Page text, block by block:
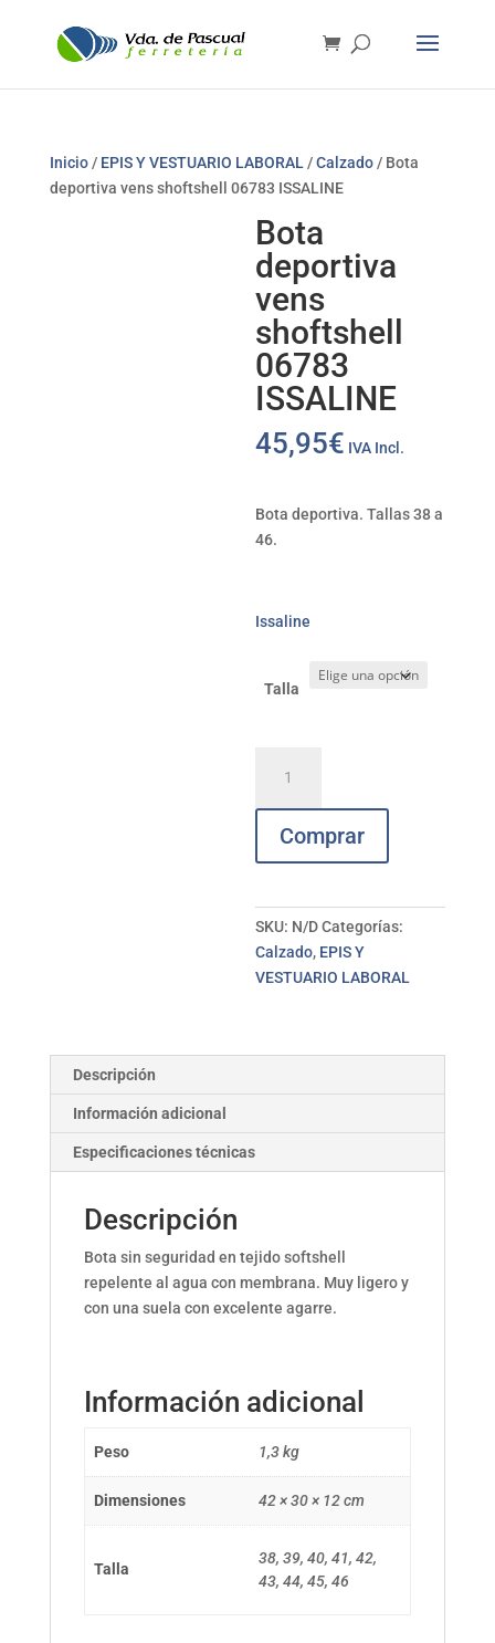
Inicio/ EPIS Y VESTUARIO LABORAL /Calzado/ Bota
deportiva vens shoftshell 06783 ISSALINE
Bota
deportiva
vens
shoftshell
06783
ISSALINE
45,95€ IVA Incl.
Bota deportiva. Tallas 38 a
46.
Issaline
Talla
deportiva
vens
shoftshell
06783
cantidad
Comprar
SKU: N/DCategorías:
Calzado, EPIS Y
VESTUARIO LABORAL
Descripción
Información adicional
Especificaciones técnicas
Descripción
Bota sin seguridad en tejido softshell
repelente al agua con membrana. Muy ligero y
con una suela con excelente agarre.
Información adicional
Peso 1,3 kg
Dimensiones 42 × 30 × 12 cm
Talla
38, 39, 40, 41, 42,
43, 44, 45, 46